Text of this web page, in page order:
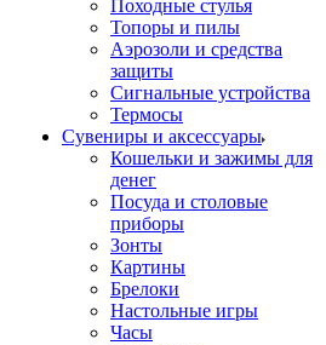
Походные стулья
Топоры и пилы
Аэрозоли и средства
защиты
Сигнальные устройства
Термосы
Сувениры и аксессуары
Кошельки и зажимы для
денег
Посуда и столовые
приборы
Зонты
Картины
Брелоки
Настольные игры
Часы